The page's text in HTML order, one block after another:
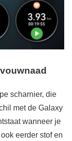
scharnier, die
met de Galaxy
wanneer je
eerder stof en